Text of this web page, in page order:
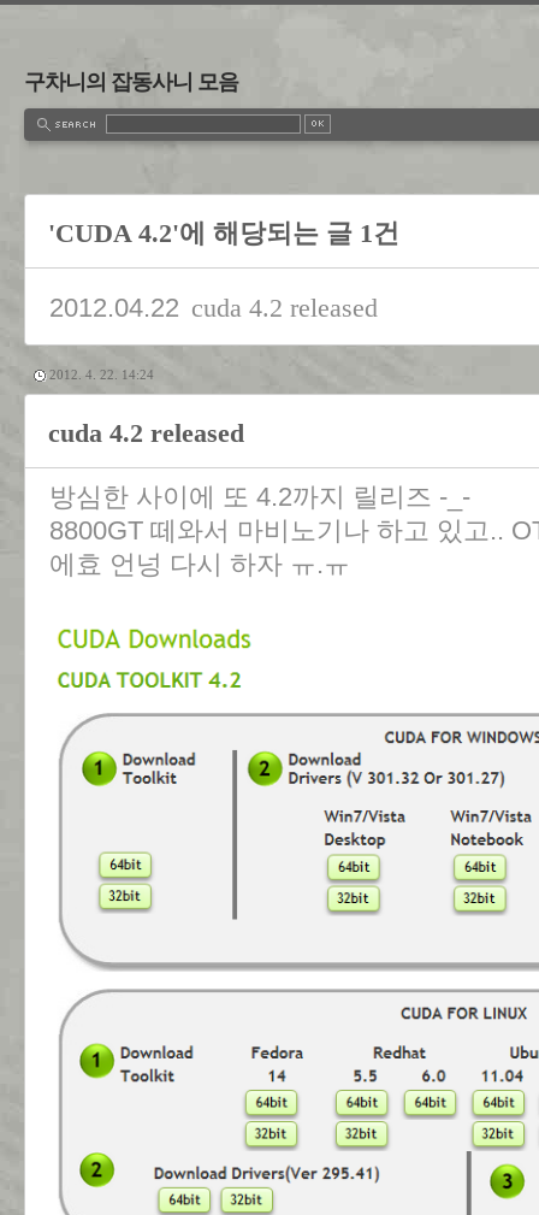
구차니의 잡동사니 모음
'CUDA 4.2'에 해당되는 글 1건
2012.04.22 cuda 4.2 released
2012. 4. 22. 14:24
cuda 4.2 released
방심한 사이에 또 4.2까지 릴리즈 -_-
8800GT 떼와서 마비노기나 하고 있고..
에효 언넝 다시 하자 ㅠ.ㅠ